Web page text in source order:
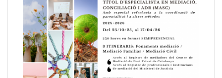
e
c
a
t
a
c
i
a